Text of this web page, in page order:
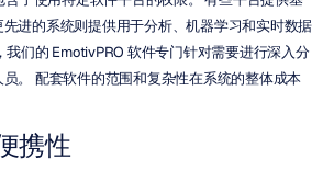
进的系统则提供用于分析、机器学习和实时数据
我们的 EmotivPRO 软件专门针对需要进行深入分
。 配套软件的范围和复杂性在系统的整体成本
携性